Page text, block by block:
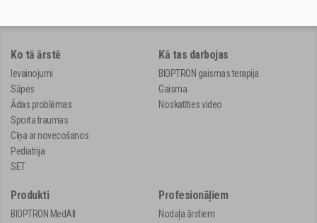
Ko tā ārstē
Ievainojumi
Sāpes
Ādas problēmas
Sporta traumas
Cīņa ar novecošanos
Pediatrija
SET
Kā tas darbojas
BIOPTRON gaismas terapija
Gaisma
Noskatīties video
Produkti
BIOPTRON MedAll
Profesionāļiem
Nodaļa ārstiem